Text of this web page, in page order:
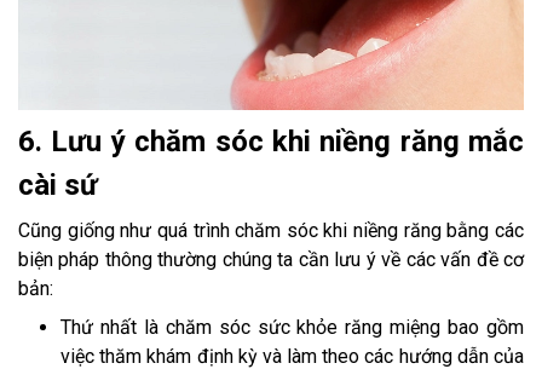
6. Lưu ý chăm sóc khi niềng răng mắc
cài sứ
Cũng giống như quá trình chăm sóc khi niềng răng bằng các
biện pháp thông thường chúng ta cần lưu ý về các vấn đề cơ
bản:
Thứ nhất là chăm sóc sức khỏe răng miệng bao gồm
việc thăm khám định kỳ và làm theo các hướng dẫn của